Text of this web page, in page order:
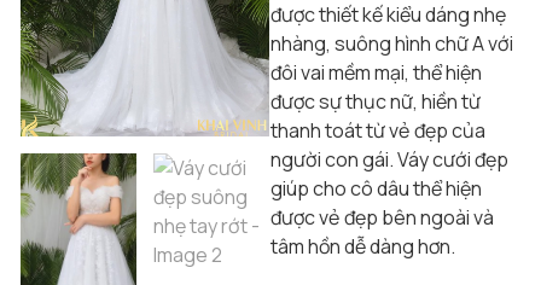
được thiết kế kiểu dáng nhẹ
nhàng, suông hình chữ A với
đôi vai mềm mại, thể hiện
được sự thục nữ, hiền từ
thanh toát từ vẻ đẹp của
người con gái. Váy cưới đẹp
giúp cho cô dâu thể hiện
được vẻ đẹp bên ngoài và
tâm hồn dễ dàng hơn.